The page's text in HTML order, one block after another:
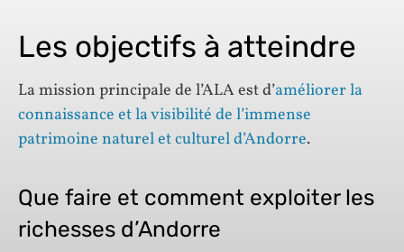
Les objectifs à atteindre
La mission principale de l’ALA est d’améliorer la
connaissance et la visibilité de l’immense
patrimoine naturel et culturel d’Andorre.
Que faire et comment exploiter les
richesses d’Andorre